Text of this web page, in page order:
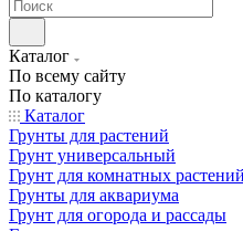
Каталог
По всему сайту
По каталогу
Каталог
Грунты для растений
Грунт универсальный
Грунт для комнатных растений
Грунты для аквариума
Грунт для огорода и рассады